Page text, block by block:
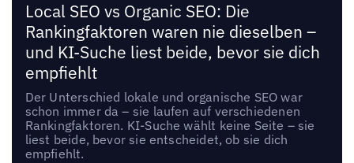
Local SEO vs Organic SEO: Die
Rankingfaktoren waren nie dieselben –
und KI-Suche liest beide, bevor sie dich
empfiehlt
Der Unterschied lokale und organische SEO war
schon immer da – sie laufen auf verschiedenen
Rankingfaktoren. KI-Suche wählt keine Seite – sie
liest beide, bevor sie entscheidet, ob sie dich
empfiehlt.